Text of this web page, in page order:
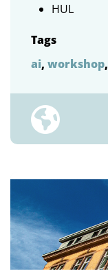
HUL
Tags
ai, workshop,